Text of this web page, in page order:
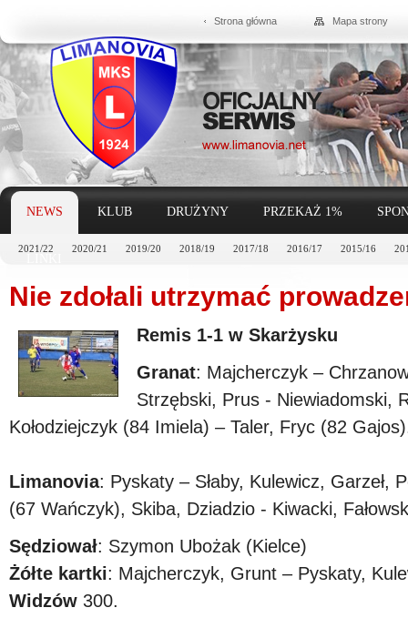
Strona główna Mapa strony
NEWS
2021/22 2020/21 2019/20 2018/19 2017/18 2016/17 2015/16
KLUB DRUŻYNY PRZEKAŻ 1%
Nie zdołali utrzymać
Remis 1-1 w Skarżysku
Granat: Majcherczyk –
Strzębski, Prus - Niewiadomski,
Kołodziejczyk (84 Imiela) – Taler, Fryc (82
Limanovia: Pyskaty – Słaby, Kulewicz, Garzeł,
(67 Wańczyk), Skiba, Dziadzio - Kiwacki,
Sędziował: Szymon Ubożak (Kielce)
Żółte kartki: Majcherczyk, Grunt – Pyskaty,
Widzów 300.